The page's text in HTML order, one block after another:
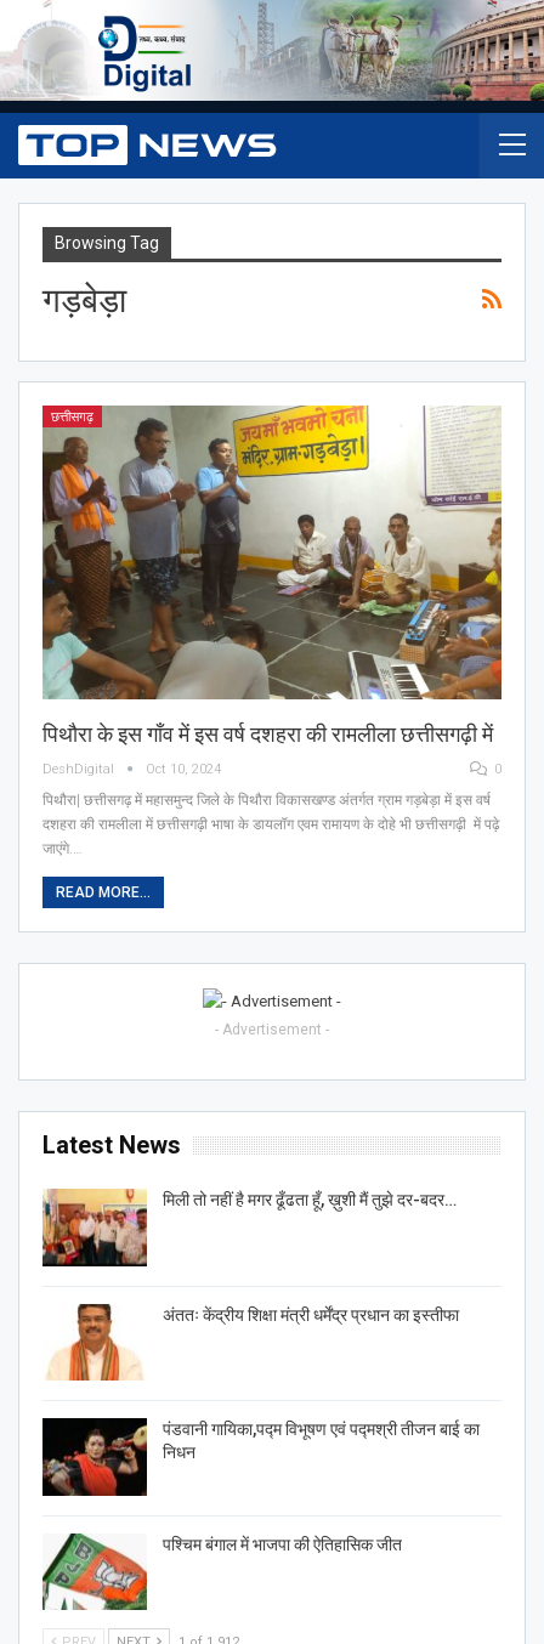
Browsing Tag
गड़बेड़ा
छत्तीसगढ़
पिथौरा के इस गाँव में इस वर्ष दशहरा की रामलीला छत्तीसगढ़ी में
DeshDigital Oct 10, 2024 0
पिथौरा| छत्तीसगढ़ में महासमुन्द जिले के पिथौरा विकासखण्ड अंतर्गत ग्राम गड़बेड़ा में इस वर्ष
दशहरा की रामलीला में छत्तीसगढ़ी भाषा के डायलॉग एवम रामायण के दोहे भी छत्तीसगढ़ी में पढ़े
जाएंगे.…
READ MORE...
- Advertisement -
Latest News
मिली तो नहीं है मगर ढूँढता हूँ, ख़ुशी मैं तुझे दर-बदर…
अंततः केंद्रीय शिक्षा मंत्री धर्मेंद्र प्रधान का इस्तीफा
पंडवानी गायिका,पद्म विभूषण एवं पद्मश्री तीजन बाई का
निधन
पश्चिम बंगाल में भाजपा की ऐतिहासिक जीत